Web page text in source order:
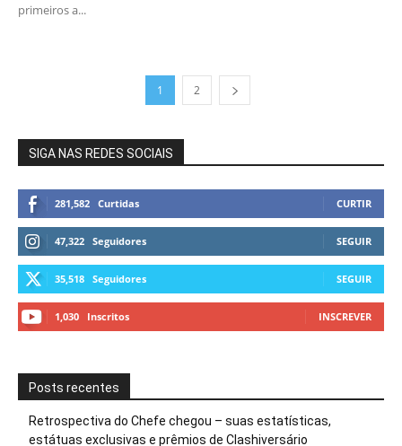
primeiros a...
1 2
SIGA NAS REDES SOCIAIS
281,582 Curtidas CURTIR
47,322 Seguidores SEGUIR
35,518 Seguidores SEGUIR
1,030 Inscritos INSCREVER
Posts recentes
Retrospectiva do Chefe chegou – suas estatísticas,
estátuas exclusivas e prêmios de Clashiversário